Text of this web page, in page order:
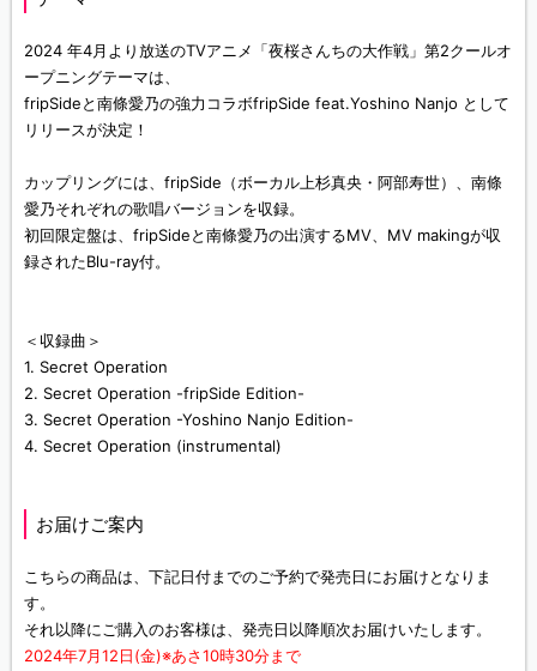
2024 年4月より放送のTVアニメ「夜桜さんちの大作戦」第2クールオ
ープニングテーマは、
fripSideと南條愛乃の強力コラボfripSide feat.Yoshino Nanjo として
リリースが決定！
カップリングには、fripSide（ボーカル上杉真央・阿部寿世）、南條
愛乃それぞれの歌唱バージョンを収録。
初回限定盤は、fripSideと南條愛乃の出演するMV、MV makingが収
録されたBlu-ray付。
＜収録曲＞
1. Secret Operation
2. Secret Operation -fripSide Edition-
3. Secret Operation -Yoshino Nanjo Edition-
4. Secret Operation (instrumental)
お届けご案内
こちらの商品は、下記日付までのご予約で発売日にお届けとなりま
す。
それ以降にご購入のお客様は、発売日以降順次お届けいたします。
2024年7月12日(金)※あさ10時30分まで